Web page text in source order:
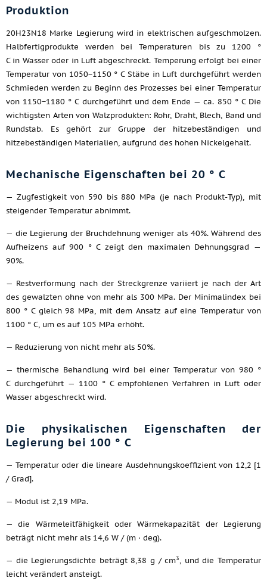
Produktion
20H23N18 Marke Legierung wird in elektrischen aufgeschmolzen.
Halbfertigprodukte werden bei Temperaturen bis zu 1200 °
C in Wasser oder in Luft abgeschreckt. Temperung erfolgt bei einer
Temperatur von 1050−1150 ° C Stäbe in Luft durchgeführt werden
Schmieden werden zu Beginn des Prozesses bei einer Temperatur
von 1150−1180 ° C durchgeführt und dem Ende — ca. 850 ° C Die
wichtigsten Arten von Walzprodukten: Rohr, Draht, Blech, Band und
Rundstab. Es gehört zur Gruppe der hitzebeständigen und
hitzebeständigen Materialien, aufgrund des hohen Nickelgehalt.
Mechanische Eigenschaften bei 20 ° C
— Zugfestigkeit von 590 bis 880 MPa (je nach Produkt-Typ), mit
steigender Temperatur abnimmt.
— die Legierung der Bruchdehnung weniger als 40%. Während des
Aufheizens auf 900 ° C zeigt den maximalen Dehnungsgrad —
90%.
— Restverformung nach der Streckgrenze variiert je nach der Art
des gewalzten ohne von mehr als 300 MPa. Der Minimalindex bei
800 ° C gleich 98 MPa, mit dem Ansatz auf eine Temperatur von
1100 ° C, um es auf 105 MPa erhöht.
— Reduzierung von nicht mehr als 50%.
— thermische Behandlung wird bei einer Temperatur von 980 °
C durchgeführt — 1100 ° C empfohlenen Verfahren in Luft oder
Wasser abgeschreckt wird.
Die physikalischen Eigenschaften der
Legierung bei 100 ° C
— Temperatur oder die lineare Ausdehnungskoeffizient von 12,2 [1
/ Grad].
— Modul ist 2,19 MPa.
— die Wärmeleitfähigkeit oder Wärmekapazität der Legierung
beträgt nicht mehr als 14,6 W / (m · deg).
— die Legierungsdichte beträgt 8,38 g / cm³, und die Temperatur
leicht verändert ansteigt.